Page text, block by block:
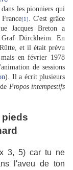
les pionniers qui
[1] . C'est grâce
Jacques Breton a
Dürckheim. En
et il était prévu
en février 1978
de sessions
). Il a écrit plusieurs
Propos intempestifs
pieds
3, 5)car tu ne
l'aveu de ton